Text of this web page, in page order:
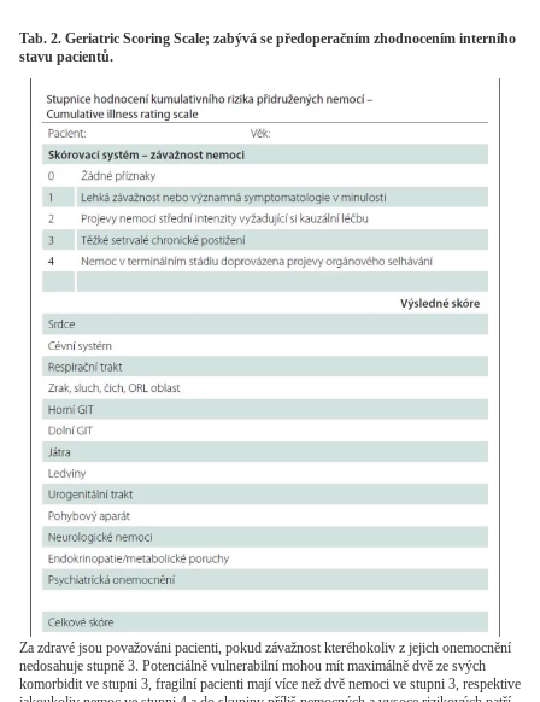
Tab. 2. Geriatric Scoring Scale; zabývá se předoperačním zhodnocením interního
stavu pacientů.
Za zdravé jsou považováni pacienti, pokud závažnost kteréhokoliv z jejich onemocnění
nedosahuje stupně 3. Potenciálně vulnerabilní mohou mít maximálně dvě ze svých
komorbidit ve stupni 3, fragilní pacienti mají více než dvě nemoci ve stupni 3, respektive